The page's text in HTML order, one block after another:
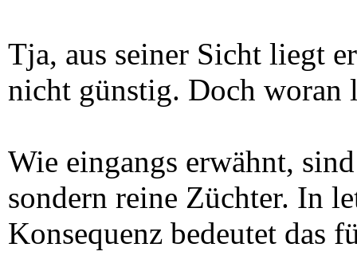
Tja, aus seiner Sicht liegt
nicht günstig. Doch woran
Wie eingangs erwähnt,
sondern reine Züchter. In
Konsequenz bedeutet das